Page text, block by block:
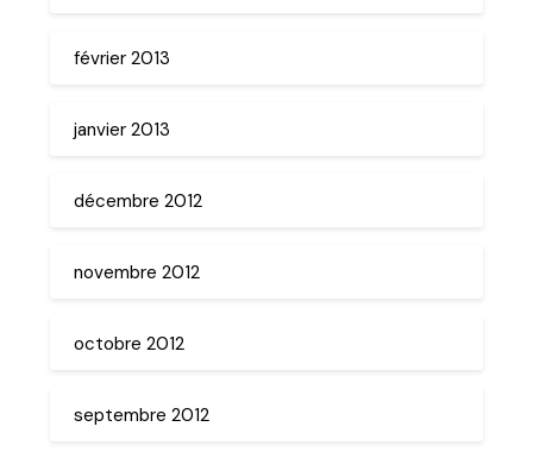
février 2013
janvier 2013
décembre 2012
novembre 2012
octobre 2012
septembre 2012